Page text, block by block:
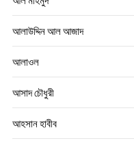
আলাউদ্দিন আল আজাদ
আলাওল
আসাদ চৌধুরী
আহসান হাবীব